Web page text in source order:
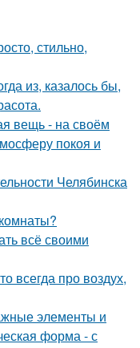
стильно,
из, казалось бы,
вещь - на своём
покоя и
Челябинска
всё своими
всегда про воздух,
элементы и
форма - с